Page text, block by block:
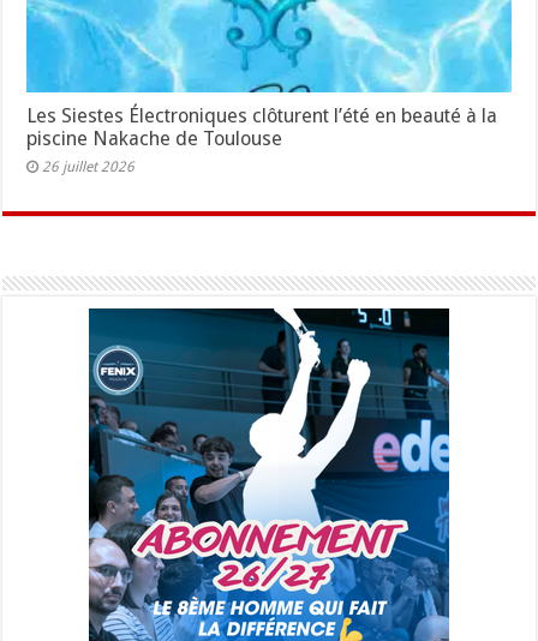
Les Siestes Électroniques clôturent l’été en beauté à la
piscine Nakache de Toulouse
26 juillet 2026